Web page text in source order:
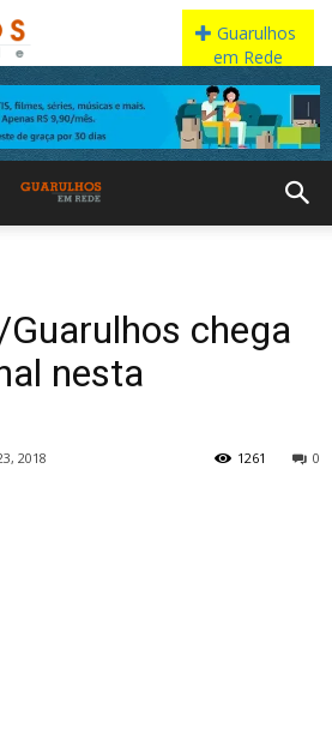
chega
nesta
2018 0
1261